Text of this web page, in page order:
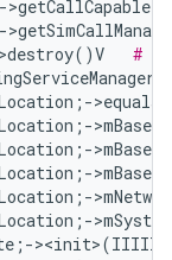
>destroy()V #